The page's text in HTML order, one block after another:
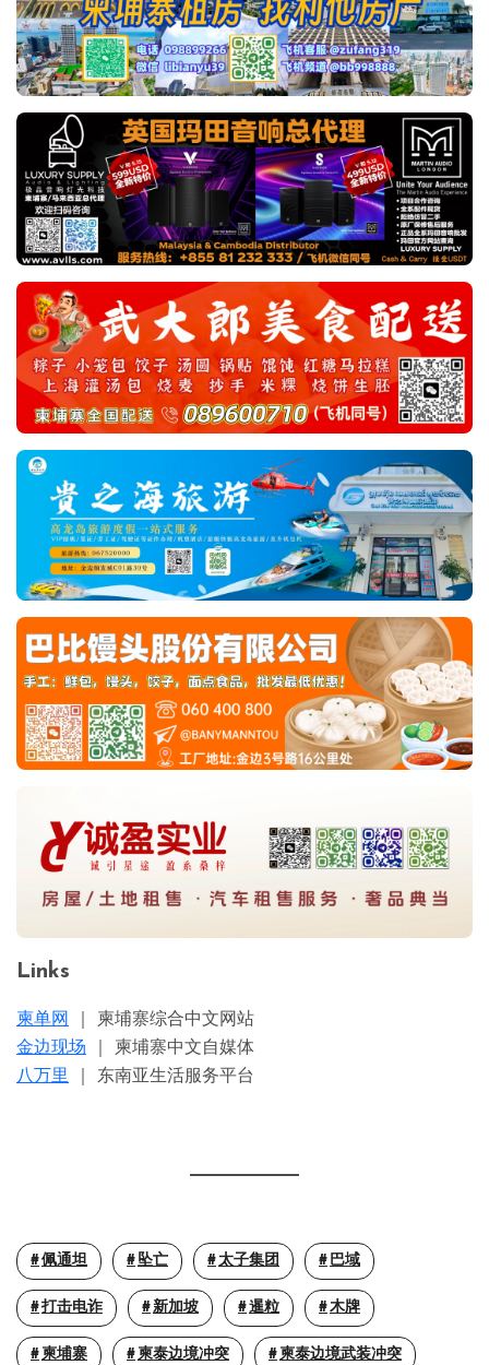
Links
柬单网
｜ 柬埔寨综合中文网站
金边现场 ｜ 柬埔寨中文自媒体
八万里
｜ 东南亚生活服务平台
佩通坦 坠亡 太子集团 巴域
打击电诈 新加坡 暹粒 木牌
柬埔寨 柬泰边境冲突 柬泰边境武装冲突